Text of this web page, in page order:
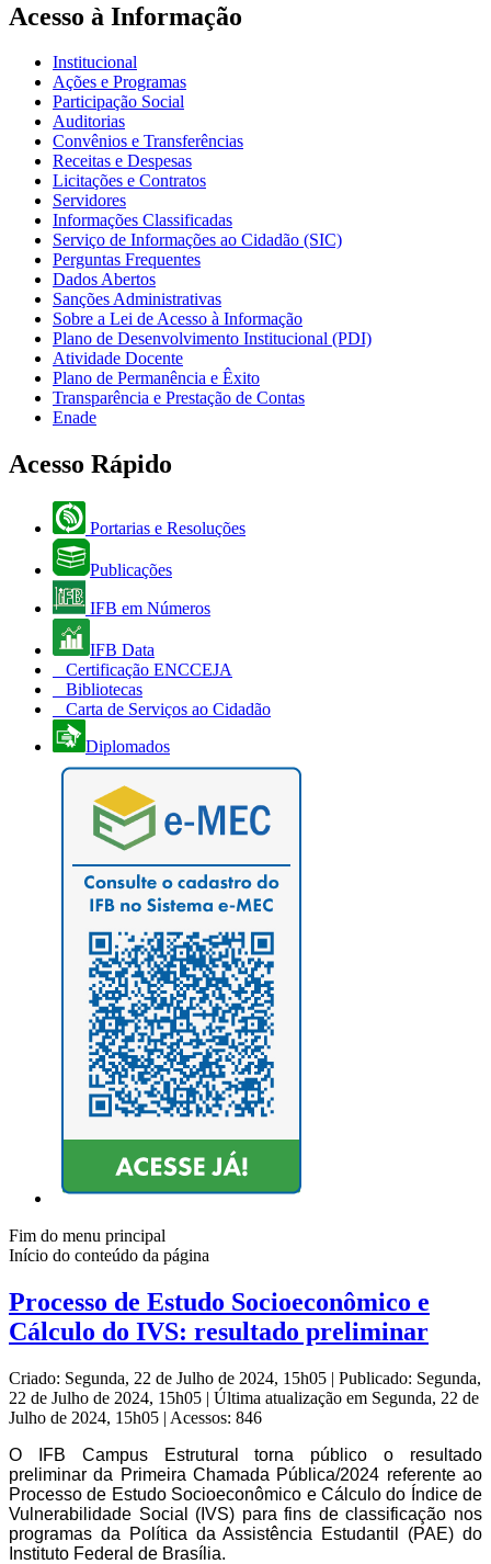
Acesso à Informação
Institucional
Ações e Programas
Participação Social
Auditorias
Convênios e Transferências
Receitas e Despesas
Licitações e Contratos
Servidores
Informações Classificadas
Serviço de Informações ao Cidadão (SIC)
Perguntas Frequentes
Dados Abertos
Sanções Administrativas
Sobre a Lei de Acesso à Informação
Plano de Desenvolvimento Institucional (PDI)
Atividade Docente
Plano de Permanência e Êxito
Transparência e Prestação de Contas
Enade
Acesso Rápido
Portarias e Resoluções
Publicações
IFB em Números
IFB Data
Certificação ENCCEJA
Bibliotecas
Carta de Serviços ao Cidadão
Diplomados
Fim do menu principal
Início do conteúdo da página
Processo de Estudo Socioeconômico e
Cálculo do IVS: resultado preliminar
Criado: Segunda, 22 de Julho de 2024, 15h05 | Publicado: Segunda,
22 de Julho de 2024, 15h05 | Última atualização em Segunda, 22 de
Julho de 2024, 15h05 | Acessos: 846
O IFB Campus Estrutural torna público o resultado
preliminar da Primeira Chamada Pública/2024 referente ao
Processo de Estudo Socioeconômico e Cálculo do Índice de
Vulnerabilidade Social (IVS) para fins de classificação nos
programas da Política da Assistência Estudantil (PAE) do
Instituto Federal de Brasília.